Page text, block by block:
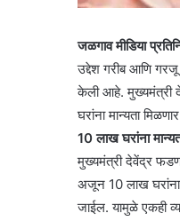
जळगाव मीडिया
उद्देश गरीब आणि गरजू
केली आहे. मुख्यमंत्री
घरांना मान्यता
10 लाख घरांना
मुख्यमंत्री देवेंद्र
अजून 10 लाख घरांना
जाईल. यामुळे एकही